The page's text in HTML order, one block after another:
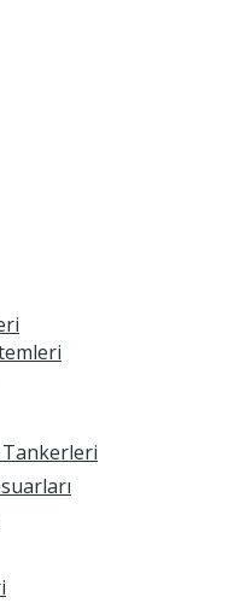
Tankerleri